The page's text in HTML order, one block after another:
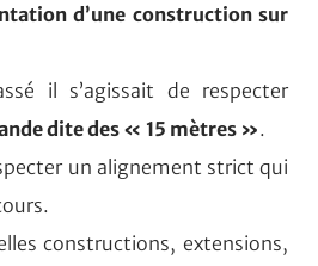
d’une construction sur
il s’agissait de respecter
dite des « 15 mètres ».
un alignement strict qui
constructions, extensions,